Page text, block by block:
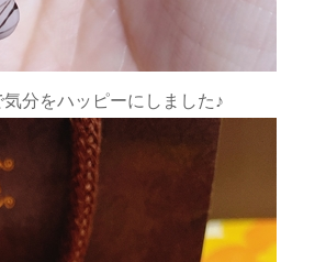
分をハッピーにしました♪